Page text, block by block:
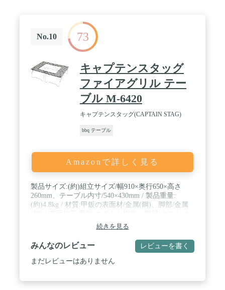
No.10 73
キャプテンスタッグ
ファイアグリル テー
ブル M-6420
キャプテンスタッグ(CAPTAIN STAG)
bbq テーブル
Amazonで詳しく見る
製品サイズ:(約)組立サイズ/幅910×奥行650×高さ
260mm、テーブル内寸/540×430mm / 製品重量:
(約)4.8kg / 材質:甲鈑の表面材/金属(鋼)、脚部/金属
ッキ / 収納サイズ:(約)650×450×厚さ75mm / 耐荷重:
続きを見る
みんなのレビュー レビューを書く
まだレビューはありません